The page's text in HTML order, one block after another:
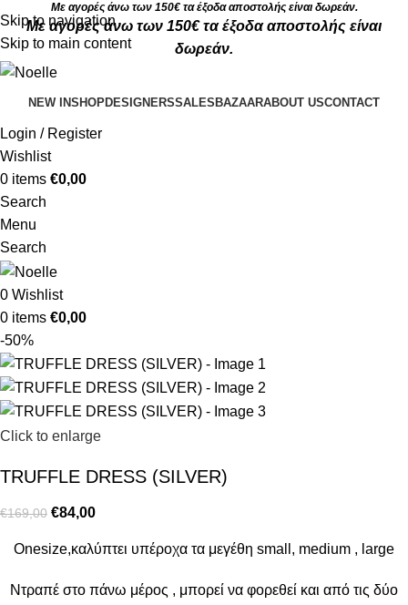
Skip to navigation
Skip to main content
Με αγορές άνω των 150€ τα έξοδα αποστολής είναι δωρεάν.
Με αγορές άνω των 150€ τα έξοδα αποστολής είναι
δωρεάν.
NEW INSHOPDESIGNERSSALES BAZAARABOUT USCONTACT
Login / Register
Wishlist
0 items €0,00
Search
Menu
Search
0 Wishlist
0 items €0,00
-50%
Click to enlarge
TRUFFLE DRESS (SILVER)
€169,00 €84,00
Onesize,καλύπτει υπέροχα τα μεγέθη small, medium , large
Ντραπέ στο πάνω μέρος , μπορεί να φορεθεί και από τις δύο